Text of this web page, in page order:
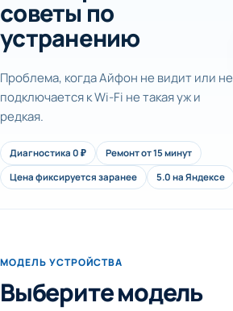
советы по
устранению
Проблема, когда Айфон не видит или не
подключается к Wi-Fi не такая уж и
редкая.
Диагностика 0 ₽
Ремонт от 15 минут
Цена фиксируется заранее
5.0 на Яндексе
МОДЕЛЬ УСТРОЙСТВА
Выберите модель